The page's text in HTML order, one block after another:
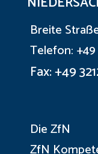
Breite
Telefon: +49
Fax: +49
Die ZfN
ZfN